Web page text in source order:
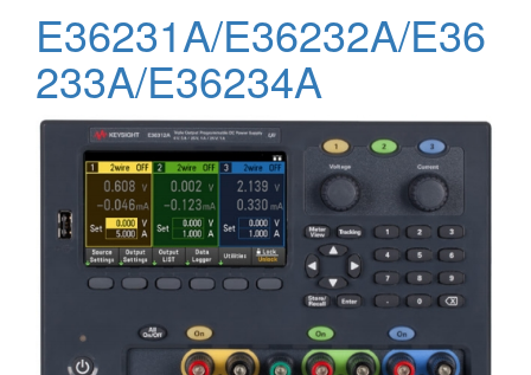
E36231A/E36232A/E36
233A/E36234A